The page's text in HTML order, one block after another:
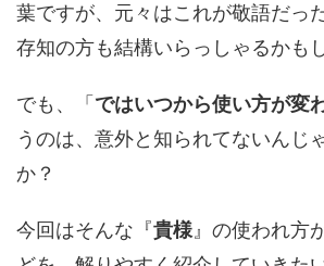
葉ですが、元々はこれが敬語だっ
存知の方も結構いらっしゃるかも
でも、「 ではいつから使い方が変
うのは、意外と知られてないんじ
か？
今回はそんな『貴様 』の使われ方